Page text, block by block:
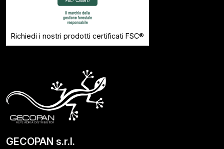
Richiedi i nostri prodotti certificati FSC®
GECOPAN s.r.l.